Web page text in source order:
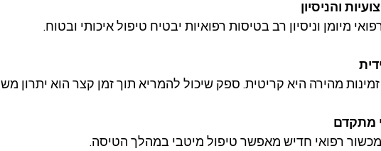
והניסיון
מתקדם